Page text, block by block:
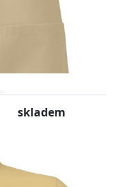
skladem